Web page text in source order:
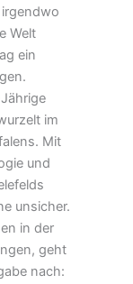
Welt
ein
im
Mit
und
unsicher.
in der
geht
nach: